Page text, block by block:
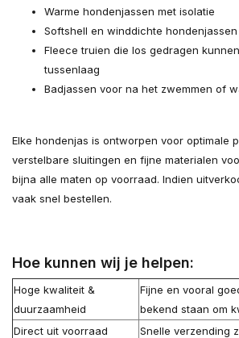
Warme hondenjassen met isolatie
Softshell en winddichte hondenjassen
Fleece truien die los gedragen
tussenlaag
Badjassen voor na het zwemmen of
Elke hondenjas is ontworpen voor optimale
verstelbare sluitingen en fijne materialen
bijna alle maten op voorraad. Indien
vaak snel bestellen.
Hoe kunnen wij je helpen:
Hoge kwaliteit &
duurzaamheid
Fijne en vooral
bekend staan om
Direct uit voorraad
Snelle verzending